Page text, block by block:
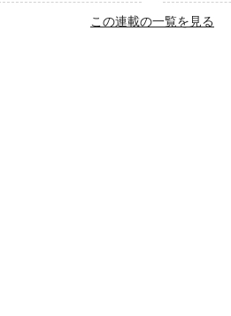
この連載の一覧を見る